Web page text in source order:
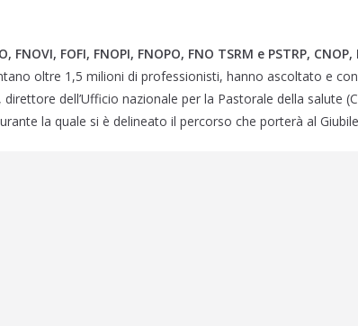
FNOVI, FOFI, FNOPI, FNOPO, FNO TSRM e PSTRP, CNOP,
oltre 1,5 milioni di professionisti, hanno ascoltato e
, direttore dell’Ufficio nazionale per la Pastorale della salute
la quale si è delineato il percorso che porterà al